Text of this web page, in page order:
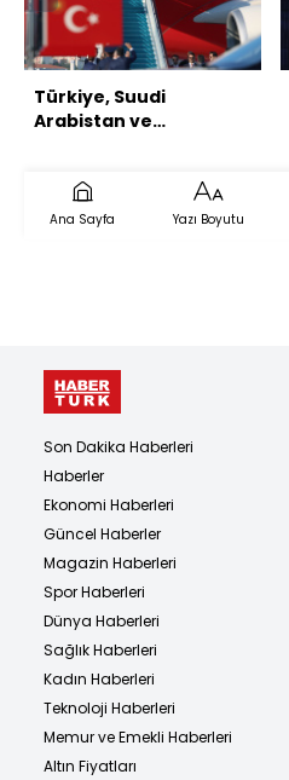
Türkiye, Suudi
Arabistan ve
Ana Sayfa Yazı Boyutu
Son Dakika Haberleri
Haberler
Ekonomi Haberleri
Güncel Haberler
Magazin Haberleri
Spor Haberleri
Dünya Haberleri
Sağlık Haberleri
Kadın Haberleri
Teknoloji Haberleri
Memur ve Emekli Haberleri
Altın Fiyatları